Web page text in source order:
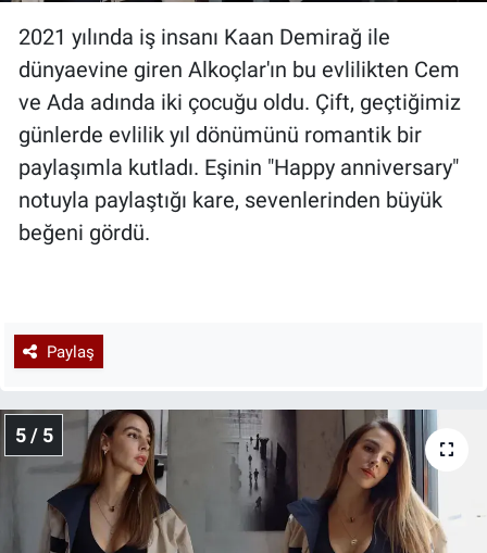
2021 yılında iş insanı Kaan Demirağ ile
dünyaevine giren Alkoçlar'ın bu evlilikten Cem
ve Ada adında iki çocuğu oldu. Çift, geçtiğimiz
günlerde evlilik yıl dönümünü romantik bir
paylaşımla kutladı. Eşinin "Happy anniversary"
notuyla paylaştığı kare, sevenlerinden büyük
beğeni gördü.
Paylaş
5 / 5